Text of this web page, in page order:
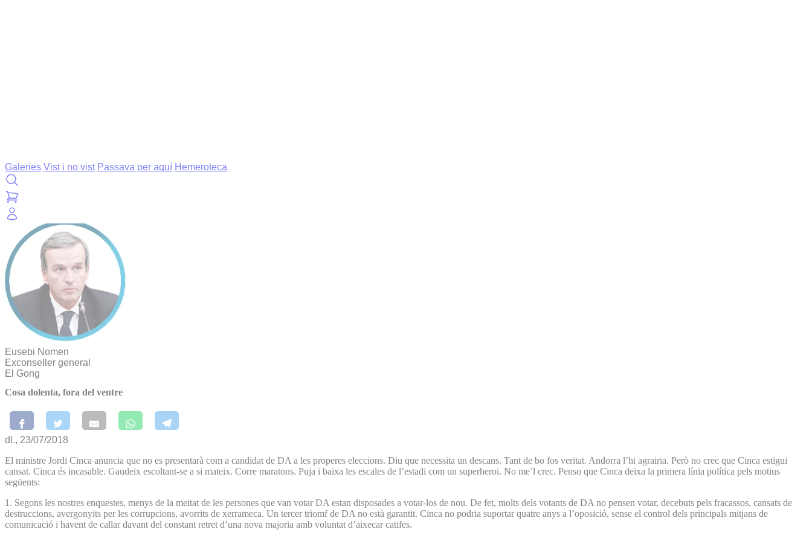
Galeries Vist i no vist Passava per aquí Hemeroteca
Eusebi Nomen
Exconseller general
El Gong
Cosa dolenta, fora del ventre
dl., 23/07/2018
El ministre Jordi Cinca anuncia que no es presentarà com a candidat de DA a les properes eleccions. Diu que necessita un descans. Tant de bo fos veritat. Andorra l’hi agrairia. Però no crec que Cinca estigui
cansat. Cinca és incasable. Gaudeix escoltant-se a si mateix. Corre maratons. Puja i baixa les escales de l’estadi com un superheroi. No me’l crec. Penso que Cinca deixa la primera línia política pels motius
següents:
1. Segons les nostres enquestes, menys de la meitat de les persones que van votar DA estan disposades a votar-los de nou. De fet, molts dels votants de DA no pensen votar, decebuts pels fracassos, cansats de
destruccions, avergonyits per les corrupcions, avorrits de xerrameca. Un tercer triomf de DA no està garantit. Cinca no podria suportar quatre anys a l’oposició, sense el control dels principals mitjans de
comunicació i havent de callar davant del constant retret d’una nova majoria amb voluntat d’aixecar catifes.